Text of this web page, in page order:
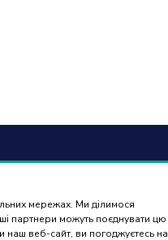
мережах. Ми ділимося
партнери можуть поєднувати цю
наш веб-сайт, ви погоджуєтесь на
повернення